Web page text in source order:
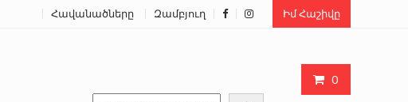
Հավանածները Զամբյուղ Իմ Հաշիվը
0